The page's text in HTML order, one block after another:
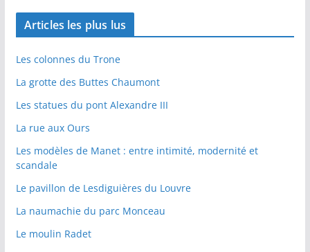
Articles les plus lus
Les colonnes du Trone
La grotte des Buttes Chaumont
Les statues du pont Alexandre III
La rue aux Ours
Les modèles de Manet : entre intimité, modernité et
scandale
Le pavillon de Lesdiguières du Louvre
La naumachie du parc Monceau
Le moulin Radet